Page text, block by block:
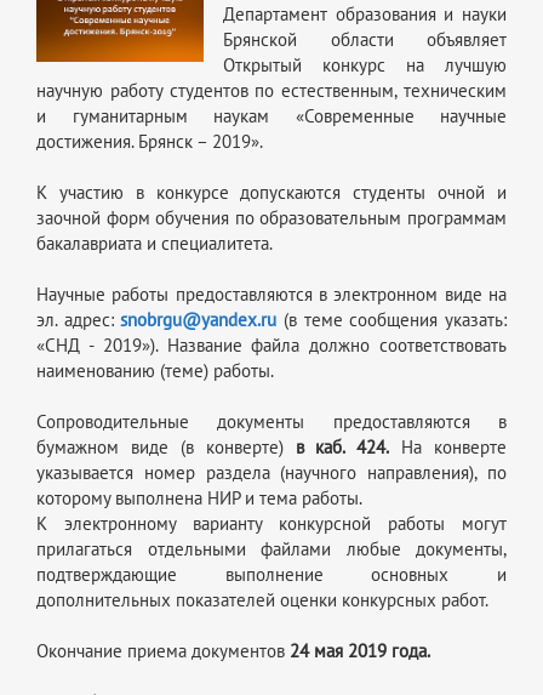
Департамент образования и науки
Брянской области объявляет
Открытый конкурс на лучшую
научную работу студентов по естественным, техническим
и гуманитарным наукам «Современные научные
достижения. Брянск – 2019».
К участию в конкурсе допускаются студенты очной и
заочной форм обучения по образовательным программам
бакалавриата и специалитета.
Научные работы предоставляются в электронном виде на
эл. адрес:snobrgu@yandex.ru (в теме сообщения указать:
«СНД - 2019»). Название файла должно соответствовать
наименованию (теме) работы.
Сопроводительные документы предоставляются в
бумажном виде (в конверте) в каб. 424. На конверте
указывается номер раздела (научного направления), по
которому выполнена НИР и тема работы.
К электронному варианту конкурсной работы могут
прилагаться отдельными файлами любые документы,
подтверждающие выполнение основных и
дополнительных показателей оценки конкурсных работ.
Окончание приема документов 24 мая 2019 года.